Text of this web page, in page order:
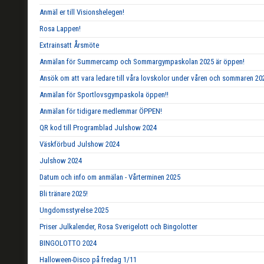
Anmäl er till Visionshelegen!
Rosa Lappen!
Extrainsatt Årsmöte
Anmälan för Summercamp och Sommargympaskolan 2025 är öppen!
Ansök om att vara ledare till våra lovskolor under våren och sommaren
Anmälan för Sportlovsgympaskola öppen!!
Anmälan för tidigare medlemmar ÖPPEN!
QR kod till Programblad Julshow 2024
Väskförbud Julshow 2024
Julshow 2024
Datum och info om anmälan - Vårterminen 2025
Bli tränare 2025!
Ungdomsstyrelse 2025
Priser Julkalender, Rosa Sverigelott och Bingolotter
BINGOLOTTO 2024
Halloween-Disco på fredag 1/11